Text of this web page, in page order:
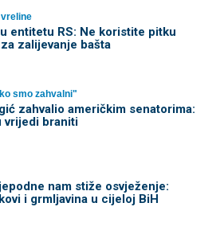
entitetu RS: Ne koristite pitku
zalijevanje bašta
smo zahvalni"
zahvalio američkim senatorima:
vrijedi braniti
nam stiže osvježenje:
i grmljavina u cijeloj BiH